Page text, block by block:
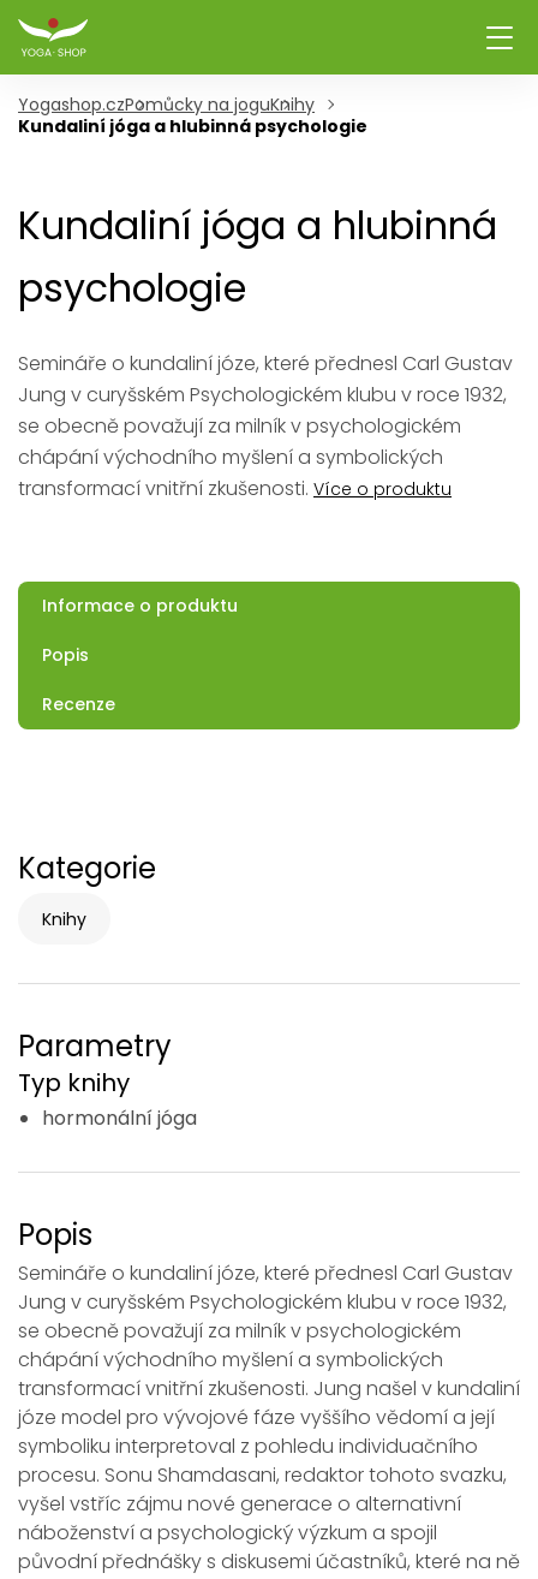
Yogashop.czPomůcky na joguKnihy
Kundaliní jóga a hlubinná psychologie
Kundaliní jóga a hlubinná
psychologie
Semináře o kundaliní józe, které přednesl Carl Gustav
Jung v curyšském Psychologickém klubu v roce 1932,
se obecně považují za milník v psychologickém
chápání východního myšlení a symbolických
transformací vnitřní zkušenosti. Více o produktu
Informace o produktu
Popis
Recenze
Kategorie
Knihy
Parametry
Typ knihy
hormonální jóga
Popis
Semináře o kundaliní józe, které přednesl Carl Gustav
Jung v curyšském Psychologickém klubu v roce 1932,
se obecně považují za milník v psychologickém
chápání východního myšlení a symbolických
transformací vnitřní zkušenosti. Jung našel v kundaliní
józe model pro vývojové fáze vyššího vědomí a její
symboliku interpretoval z pohledu individuačního
procesu. Sonu Shamdasani, redaktor tohoto svazku,
vyšel vstříc zájmu nové generace o alternativní
náboženství a psychologický výzkum a spojil
původní přednášky s diskusemi účastníků, které na ně